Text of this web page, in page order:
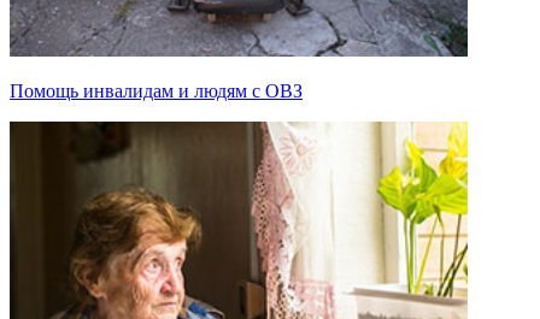
Помощь инвалидам и людям с ОВЗ